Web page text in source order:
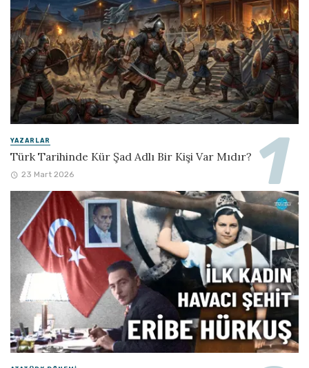
YAZARLAR
Türk Tarihinde Kür Şad Adlı Bir Kişi Var Mıdır?
23 Mart 2026